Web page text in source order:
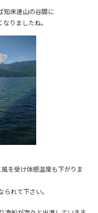
知床連山の谷間に
りましたね。
を受け体感温度も下がりま
れて下さい。